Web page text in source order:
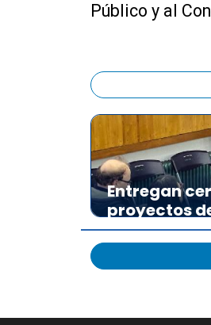
Público y al
Entregan
proyectos